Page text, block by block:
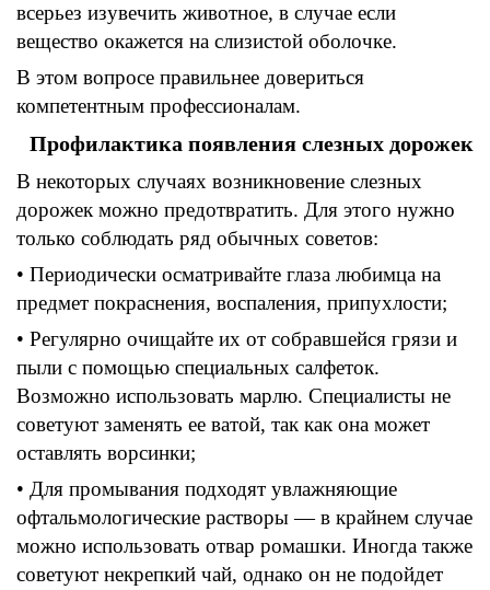
всерьез изувечить животное, в случае если
вещество окажется на слизистой оболочке.
В этом вопросе правильнее довериться
компетентным профессионалам.
Профилактика появления слезных дорожек
В некоторых случаях возникновение слезных
дорожек можно предотвратить. Для этого нужно
только соблюдать ряд обычных советов:
• Периодически осматривайте глаза любимца на
предмет покраснения, воспаления, припухлости;
• Регулярно очищайте их от собравшейся грязи и
пыли с помощью специальных салфеток.
Возможно использовать марлю. Специалисты не
советуют заменять ее ватой, так как она может
оставлять ворсинки;
• Для промывания подходят увлажняющие
офтальмологические растворы —в крайнем случае
можно использовать отвар ромашки. Иногда также
советуют некрепкий чай, однако он не подойдет